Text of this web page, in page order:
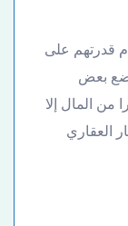
قدرتهم على
بعض
من المال إلا
العقاري